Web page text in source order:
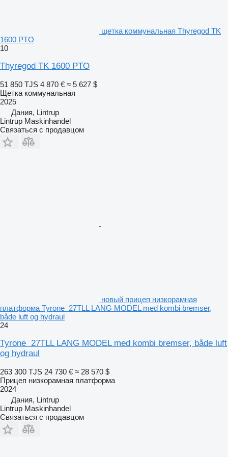
щетка коммунальная Thyregod TK
1600 PTO
10
Thyregod TK 1600 PTO
51 850 TJS 4 870 € ≈ 5 627 $
Щетка коммунальная
2025
Дания, Lintrup
Lintrup Maskinhandel
Связаться с продавцом
новый прицеп низкорамная
платформа Tyrone 27TLL LANG MODEL med kombi bremser,
både luft og hydraul
24
Tyrone 27TLL LANG MODEL med kombi bremser, både luft
og hydraul
263 300 TJS 24 730 € ≈ 28 570 $
Прицеп низкорамная платформа
2024
Дания, Lintrup
Lintrup Maskinhandel
Связаться с продавцом